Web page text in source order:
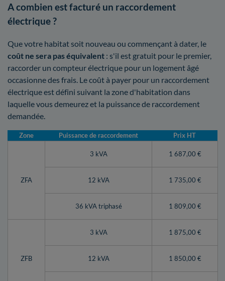
A combien est facturé un raccordement
électrique ?
Que votre habitat soit nouveau ou commençant à dater, le
coût ne sera pas équivalent : s'il est gratuit pour le premier,
raccorder un compteur électrique pour un logement âgé
occasionne des frais. Le coût à payer pour un raccordement
électrique est défini suivant la zone d'habitation dans
laquelle vous demeurez et la puissance de raccordement
demandée.
Zone Puissance de raccordement Prix HT
ZFA
3 kVA 1 687,00 €
12 kVA 1 735,00 €
36 kVA triphasé 1 809,00 €
ZFB
3 kVA 1 875,00 €
12 kVA 1 850,00 €